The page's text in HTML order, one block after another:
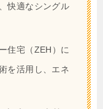
快適なシングル
住宅（ZEH）に
を活用し、エネ